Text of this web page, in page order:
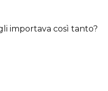
importava così tanto?